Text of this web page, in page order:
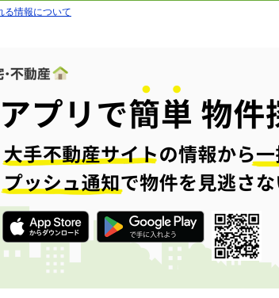
る情報について